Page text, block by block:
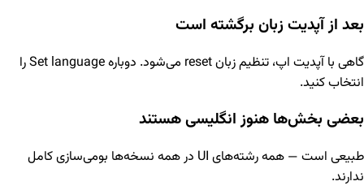
بعد از آپدیت زبان برگشته است
گاهی با آپدیت اپ، تنظیم زبان reset می‌شود. دوباره Set language را
انتخاب کنید.
بعضی بخش‌ها هنوز انگلیسی هستند
طبیعی است — همه رشته‌های UI در همه نسخه‌ها بومی‌سازی کامل
ندارند.